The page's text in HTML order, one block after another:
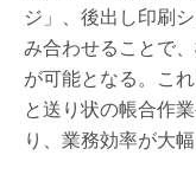
ジ」、後出し印刷
み合わせることで
が可能となる。こ
と送り状の帳合作
り、業務効率が大